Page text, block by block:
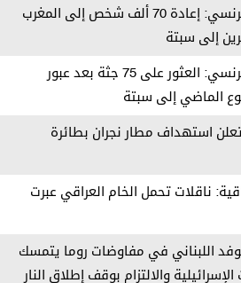
وزير الداخلية الفرنسي: إعادة 70 ألف شخص إلى المغرب
إلى سبتة
وزير الداخلية الفرنسي: العثور على 75 جثة بعد عبور
الماضي إلى سبتة
استهداف مطار نجران بطائرة
ناقلات تحمل الخام العراقي عبرت
اللبناني في مفاوضات روما يتمسك
والالتزام بوقف إطلاق النار